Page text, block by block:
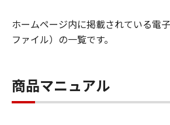
ホームページ内に掲載されている電
ファイル）の一覧です。
商品マニュアル